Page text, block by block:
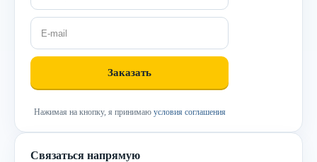
Нажимая на кнопку, я принимаю условия соглашения
Связаться напрямую